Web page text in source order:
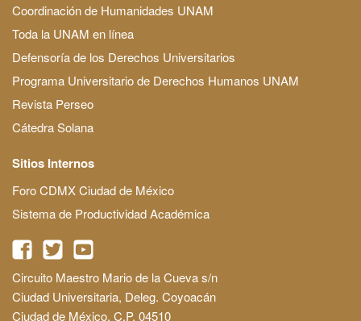
Coordinación de Humanidades UNAM
Toda la UNAM en línea
Defensoría de los Derechos Universitarios
Programa Universitario de Derechos Humanos UNAM
Revista Perseo
Cátedra Solana
Sitios Internos
Foro CDMX Ciudad de México
Sistema de Productividad Académica
Circuito Maestro Mario de la Cueva s/n
Ciudad Universitaria, Deleg. Coyoacán
Ciudad de México, C.P. 04510